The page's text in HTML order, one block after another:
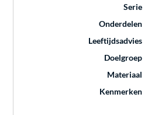
Serie
Onderdelen
Leeftijdsadvies
Doelgroep
Materiaal
Kenmerken